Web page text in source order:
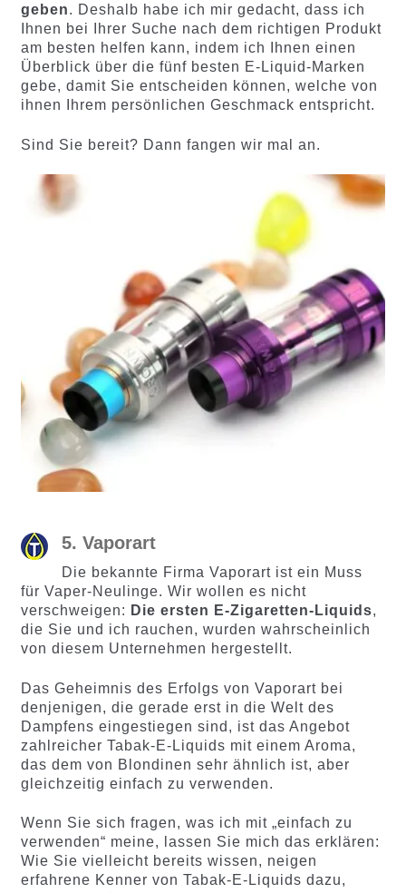
geben. Deshalb habe ich mir gedacht, dass ich
Ihnen bei Ihrer Suche nach dem richtigen Produkt
am besten helfen kann, indem ich Ihnen einen
Überblick über die fünf besten E-Liquid-Marken
gebe, damit Sie entscheiden können, welche von
ihnen Ihrem persönlichen Geschmack entspricht.
Sind Sie bereit? Dann fangen wir mal an.
5. Vaporart
Die bekannte Firma Vaporart ist ein Muss
für Vaper-Neulinge. Wir wollen es nicht
verschweigen: Die ersten E-Zigaretten-Liquids,
die Sie und ich rauchen, wurden wahrscheinlich
von diesem Unternehmen hergestellt.
Das Geheimnis des Erfolgs von Vaporart bei
denjenigen, die gerade erst in die Welt des
Dampfens eingestiegen sind, ist das Angebot
zahlreicher Tabak-E-Liquids mit einem Aroma,
das dem von Blondinen sehr ähnlich ist, aber
gleichzeitig einfach zu verwenden.
Wenn Sie sich fragen, was ich mit „einfach zu
verwenden“ meine, lassen Sie mich das erklären:
Wie Sie vielleicht bereits wissen, neigen
erfahrene Kenner von Tabak-E-Liquids dazu,